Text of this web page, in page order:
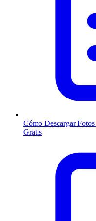
Cómo Descargar
Gratis